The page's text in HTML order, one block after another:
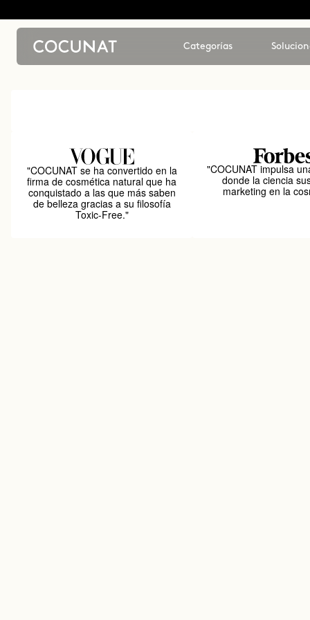
Categorías
"COCUNAT se ha convertido en la
firma de cosmética natural que ha
conquistado a las que más saben
de belleza gracias a su filosofía
Toxic-Free."
"COCUNAT impulsa
donde la ciencia
marketing en la